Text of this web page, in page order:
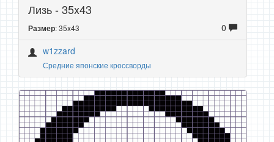
Лизь - 35x43
Размер: 35x43
0
w1zzard
Средние японские кроссворды